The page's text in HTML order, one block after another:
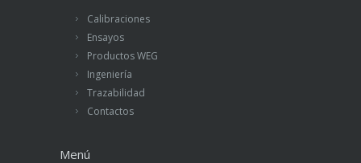
Calibraciones
Ensayos
Productos WEG
Ingeniería
Trazabilidad
Contactos
Menú